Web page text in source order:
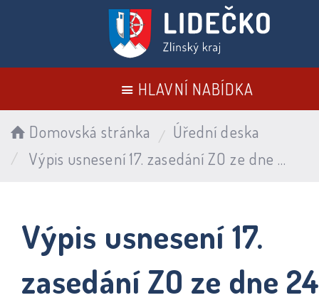
HLAVNÍ NABÍDKA
Domovská stránka
Úřední deska
Výpis usnesení 17. zasedání ZO ze dne 24. 9. 2024
Výpis usnesení 17.
zasedání ZO ze dne